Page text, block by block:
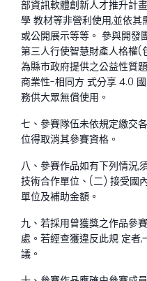
部資訊軟體創新人才推升計
學 教材等非營利使用,並依
或公開展示等等。 參與開發
第三人行使智慧財產人格權
為縣市政府提供之公益性質
商業性-相同方 式分享 4.0
務供大眾無償使用。
七、參賽隊伍未依規定繳交
位得取消其參賽資格。
八、參賽作品如有下列情況,
技術合作單位、(二) 接受國
單位及補助金額。
九、若採用曾獲獎之作品參
處。若經查獲違反此規 定者
議。